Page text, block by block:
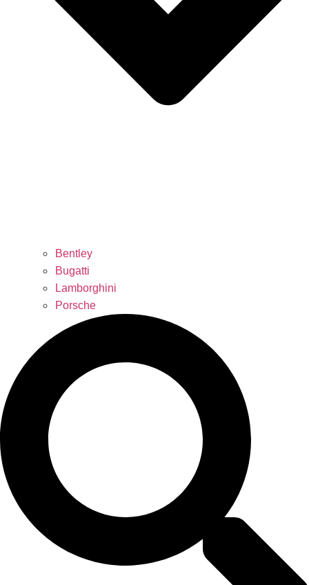
Bentley
Bugatti
Lamborghini
Porsche